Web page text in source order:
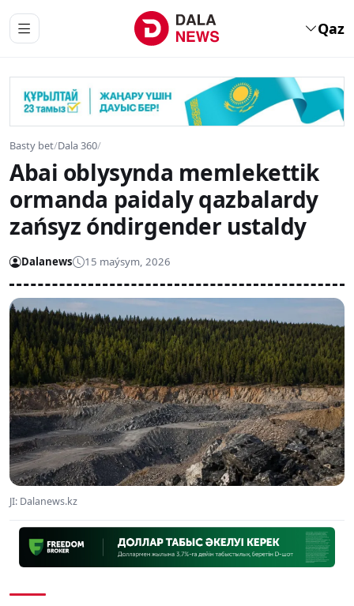
Qaz
Basty bet/Dala 360/
Abai oblysynda memlekettik
ormanda paidaly qazbalardy
zańsyz óndirgender ustaldy
Dalanews 15 maýsym, 2026
JI: Dalanews.kz